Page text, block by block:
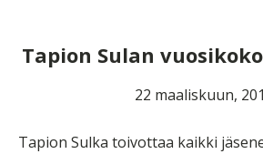
Tapion Sulan
22 maaliskuun,
Tapion Sulka toivottaa kaikki